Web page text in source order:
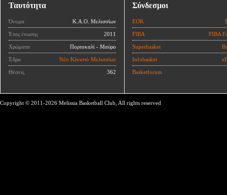
Ταυτότητα
Όνομα Κ.Α.Ο. Μελισσίων
Έτος ένωσης 2011
Χρώματα Πορτοκαλί - Μαύρο
Έδρα Νέο Κλειστό Μελισσίων
Θέσεις 362
Σύνδεσμοι
ΕΟΚ
FIBA FIBA
Superbasket
Infobasket
Basketforum
Copyright © 2011-2026 Melissia Basketball Club, All rights reserved